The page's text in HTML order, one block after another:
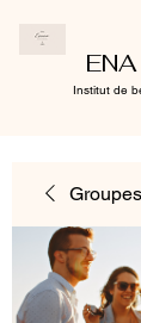
Institut de
Groupes